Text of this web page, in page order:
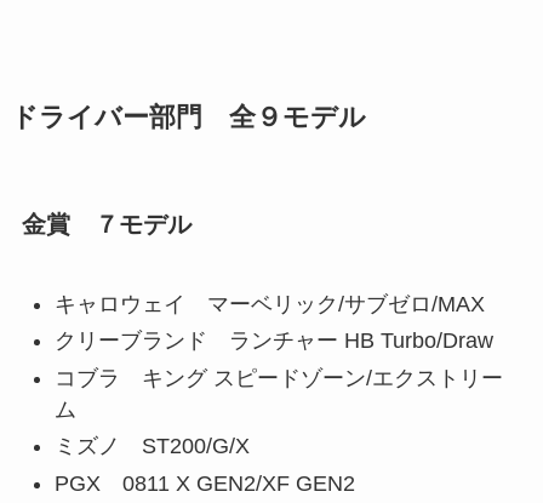
ドライバー部門 全９モデル
金賞 ７モデル
キャロウェイ マーベリック/サブゼロ/MAX
クリーブランド ランチャー HB Turbo/Draw
コブラ キング スピードゾーン/エクストリー
ム
ミズノ ST200/G/X
PGX 0811 X GEN2/XF GEN2